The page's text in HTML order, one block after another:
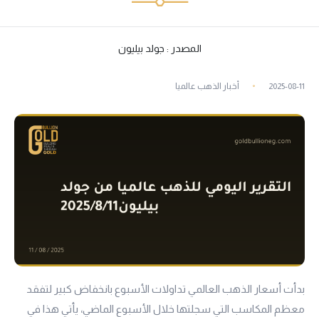
المصدر : جولد بيليون
2025-08-11 أخبار الذهب عالميا
بدأت أسعار الذهب العالمي تداولات الأسبوع بانخفاض كبير لتفقد
معظم المكاسب التي سجلتها خلال الأسبوع الماضي، يأتي هذا في